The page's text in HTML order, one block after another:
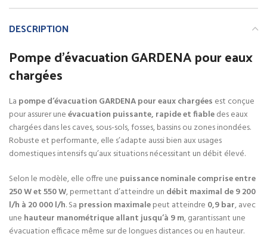
DESCRIPTION
Pompe d’évacuation GARDENA pour eaux
chargées
La pompe d’évacuation GARDENA pour eaux chargées est conçue
pour assurer uneévacuation puissante, rapide et fiabledes eaux
chargées dans les caves, sous-sols, fosses, bassins ou zones inondées.
Robuste et performante, elle s’adapte aussi bien aux usages
domestiques intensifs qu’aux situations nécessitant un débit élevé.
Selon le modèle, elle offre une puissance nominale comprise entre
250 W et 550 W, permettant d’atteindre un débit maximal de 9 200
l/h à 20 000 l/h. Sa pression maximalepeut atteindre 0,9 bar, avec
une hauteur manométrique allant jusqu’à 9 m, garantissant une
évacuation efficace même sur de longues distances ou en hauteur.